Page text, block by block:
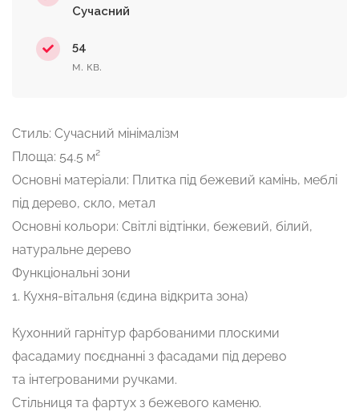
Сучасний
54
м. кв.
Стиль: Сучасний мінімалізм
Площа: 54.5 м²
Основні матеріали: Плитка під бежевий камінь, меблі
під дерево, скло, метал
Основні кольори: Світлі відтінки, бежевий, білий,
натуральне дерево
Функціональні зони
1. Кухня-вітальня (єдина відкрита зона)
Кухонний гарнітур фарбованими плоскими
фасадамиу поєднанні з фасадами під дерево
та інтегрованими ручками.
Стільниця та фартух з бежевого каменю.